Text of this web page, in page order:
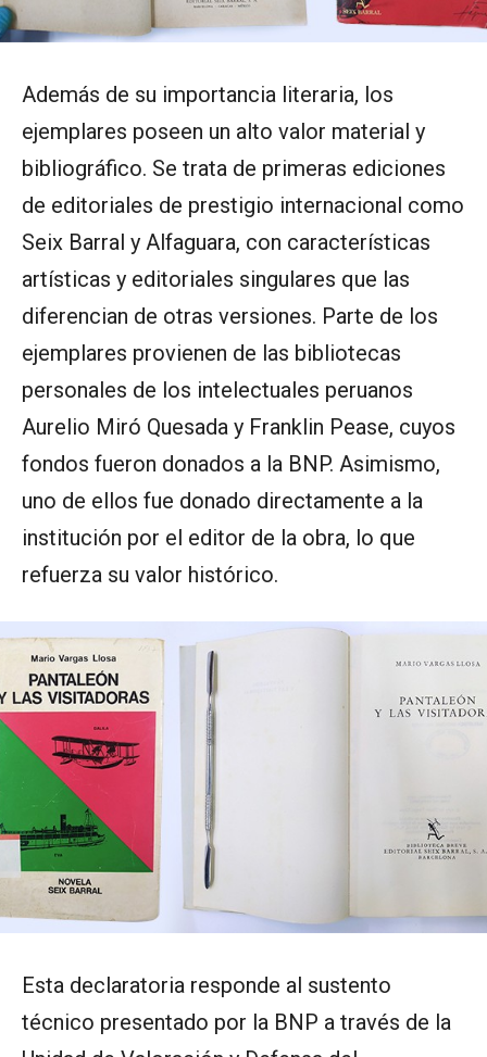
Además de su importancia literaria, los
ejemplares poseen un alto valor material y
bibliográfico. Se trata de primeras ediciones
de editoriales de prestigio internacional como
Seix Barral y Alfaguara, con características
artísticas y editoriales singulares que las
diferencian de otras versiones. Parte de los
ejemplares provienen de las bibliotecas
personales de los intelectuales peruanos
Aurelio Miró Quesada y Franklin Pease, cuyos
fondos fueron donados a la BNP. Asimismo,
uno de ellos fue donado directamente a la
institución por el editor de la obra, lo que
refuerza su valor histórico.
Esta declaratoria responde al sustento
técnico presentado por la BNP a través de la